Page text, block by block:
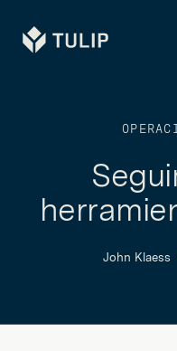
Tulip
John Klaess